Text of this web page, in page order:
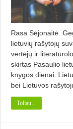
Rasa Sėjonaitė.
lietuvių rašytojų
vertėjų ir
skirtas Pasaulio
knygos dienai.
bei Lietuvos
Toliau...